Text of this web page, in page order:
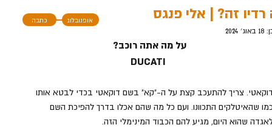
רדיו זה? | אלי פנגס
18 באוג׳ 2024
על מה אתה רוכב?
DUCATI
צריך להתעכב קצת על ה-"קא" בשם דוקאטי בכדי לבטא אותו
שהאיטלקים התכוונו. ועם כל מה שהם אכלו בדרך להפיכת השם
שהוא היום, מגיע להם הכבוד המינימלי הזה.
כתבה אופנובלוג